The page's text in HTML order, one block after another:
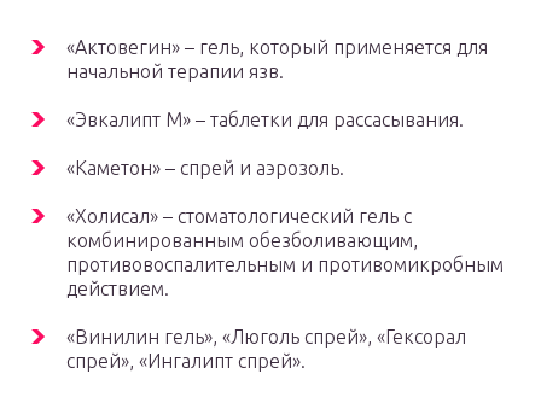
«Актовегин» – гель, который применяется для
начальной терапии язв.
«Эвкалипт М» – таблетки для рассасывания.
«Каметон» – спрей и аэрозоль.
«Холисал» – стоматологический гель с
комбинированным обезболивающим,
противовоспалительным и противомикробным
действием.
«Винилин гель», «Люголь спрей», «Гексорал
спрей», «Ингалипт спрей».